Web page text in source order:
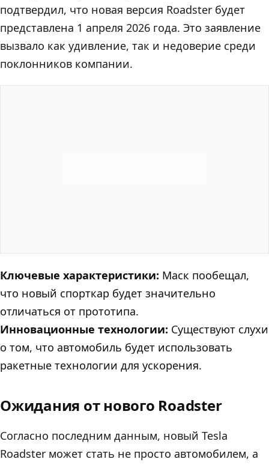
подтвердил, что новая версия Roadster будет
представлена 1 апреля 2026 года. Это заявление
вызвало как удивление, так и недоверие среди
поклонников компании.
Ключевые характеристики: Маск пообещал,
что новый спорткар будет значительно
отличаться от прототипа.
Инновационные технологии: Существуют слухи
о том, что автомобиль будет использовать
ракетные технологии для ускорения.
Ожидания от нового Roadster
Согласно последним данным, новый Tesla
Roadster может стать не просто автомобилем, а